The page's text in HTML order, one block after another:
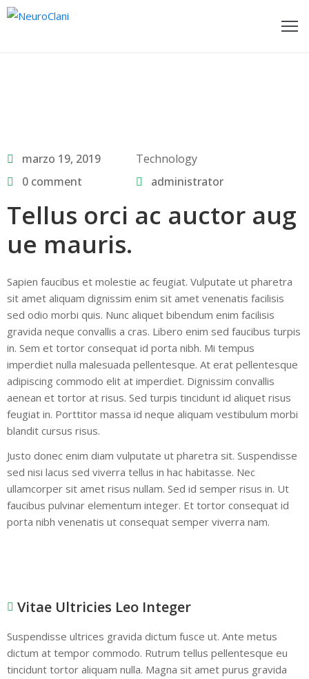
marzo 19, 2019
Technology
0 comment
administrator
Tellus orci ac auctor aug
ue mauris.
Sapien faucibus et molestie ac feugiat. Vulputate ut pharetra
sit amet aliquam dignissim enim sit amet venenatis facilisis
sed odio morbi quis. Nunc aliquet bibendum enim facilisis
gravida neque convallis a cras. Libero enim sed faucibus turpis
in. Sem et tortor consequat id porta nibh. Mi tempus
imperdiet nulla malesuada pellentesque. At erat pellentesque
adipiscing commodo elit at imperdiet. Dignissim convallis
aenean et tortor at risus. Sed turpis tincidunt id aliquet risus
feugiat in. Porttitor massa id neque aliquam vestibulum morbi
blandit cursus risus.
Justo donec enim diam vulputate ut pharetra sit. Suspendisse
sed nisi lacus sed viverra tellus in hac habitasse. Nec
ullamcorper sit amet risus nullam. Sed id semper risus in. Ut
faucibus pulvinar elementum integer. Et tortor consequat id
porta nibh venenatis ut consequat semper viverra nam.
Vitae Ultricies Leo Integer
Suspendisse ultrices gravida dictum fusce ut. Ante metus
dictum at tempor commodo. Rutrum tellus pellentesque eu
tincidunt tortor aliquam nulla. Magna sit amet purus gravida